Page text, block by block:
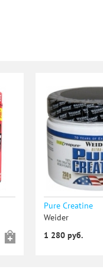
Pure Creatine
Weider
1 280 руб.